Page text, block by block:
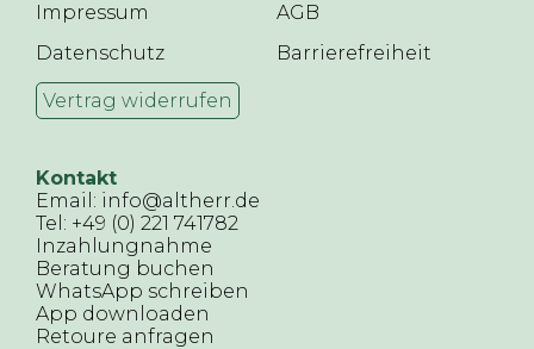
Impressum
AGB
Datenschutz
Barrierefreiheit
Vertrag widerrufen
Kontakt
Email: info@altherr.de
Tel: +49 (0) 221 741782
Inzahlungnahme
Beratung buchen
WhatsApp schreiben
App downloaden
Retoure anfragen